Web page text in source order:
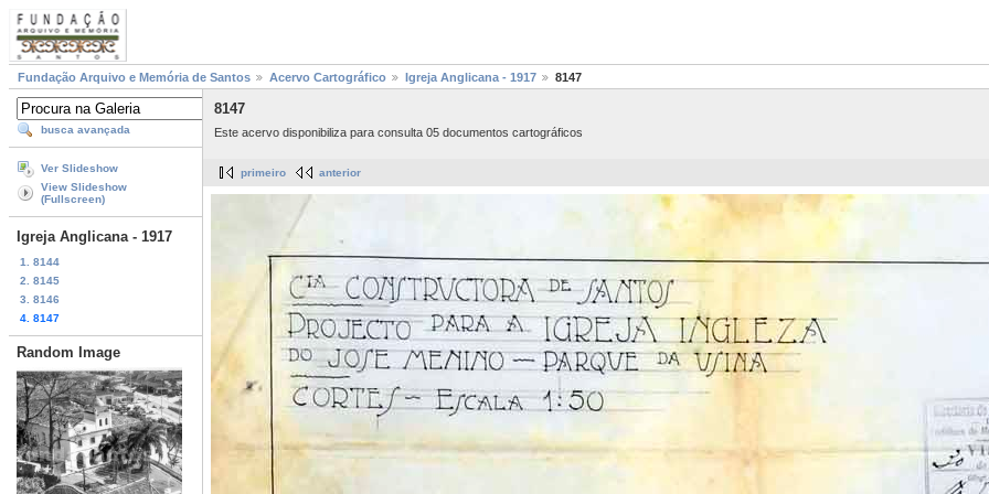
Fundação Arquivo e Memória de Santos Acervo Cartográfico Igreja Anglicana - 1917 8147
busca avançada
Ver Slideshow
View Slideshow
(Fullscreen)
Igreja Anglicana - 1917
1. 8144
2. 8145
3. 8146
4. 8147
Random Image
8147
Este acervo disponibiliza para consulta 05 documentos cartográficos
primeiro anterior